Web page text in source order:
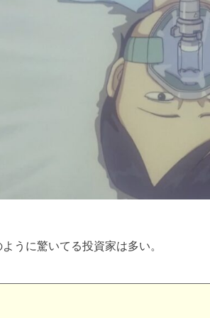
ように驚いてる投資家は多い。